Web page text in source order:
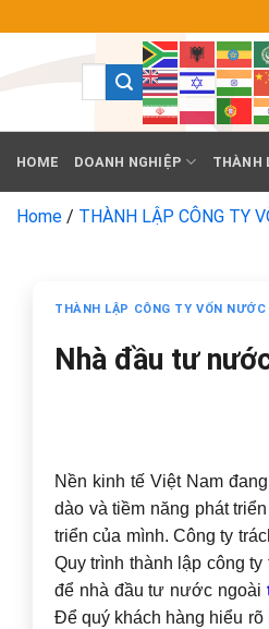
đến
HOME DOANH NGHIỆP THÀNH
Home / THÀNH LẬP CÔNG TY
THÀNH LẬP CÔNG TY VỐN NƯỚC
Nhà đầu tư
Nền kinh tế Việt Nam
dào và tiềm năng phát
triển của mình. Công ty
Quy trình thành lập công
để nhà đầu tư nước ngoài
Để quý khách hàng hiểu